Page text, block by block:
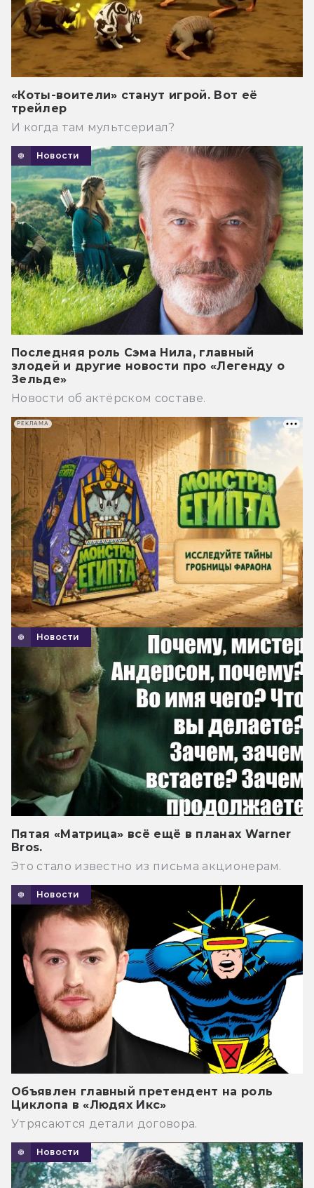
«Коты-воители» станут игрой. Вот её
трейлер
И когда там мультсериал?
Новости
Последняя роль Сэма Нила, главный
злодей и другие новости про «Легенду о
Зельде»
Новости об актёрском составе.
Новости
Пятая «Матрица» всё ещё в планах Warner
Bros.
Это стало известно из письма акционерам.
Новости
Объявлен главный претендент на роль
Циклопа в «Людях Икс»
Утрясаются детали договора.
Новости
РЕКЛАМА